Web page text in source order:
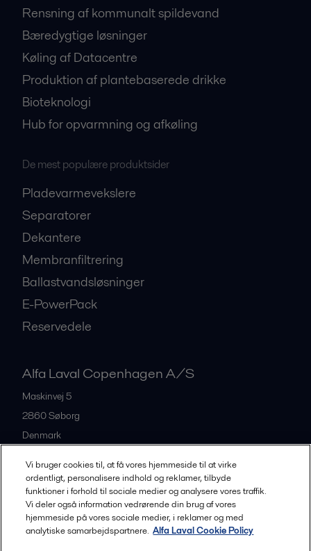
Rensning af kommunalt spildevand
Bæredygtige løsninger
Køling af Datacentre
Produktion af plantebaserede drikke
Bioteknologi
Hub for opvarmning og afkøling
De mest populære produktsider
Pladevarmevekslere
Separatorer
Dekantere
Membranfiltrering
Ballastvandsløsninger
E-PowerPack
Reservedele
Alfa Laval Copenhagen A/S
Maskinvej 5
2860Søborg
Denmark
All offices and partners
Vi bruger cookies til, at få vores hjemmeside til at virke
ordentligt, personalisere indhold og reklamer, tilbyde
funktioner i forhold til sociale medier og analysere vores traffik.
Vi deler også information vedrørende din brug af vores
hjemmeside på vores sociale medier, i reklamer og med
analytiske samarbejdspartnere. Alfa Laval Cookie Policy